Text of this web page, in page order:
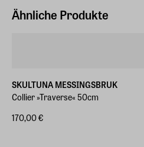
Schweden (EU)
+46 21 78303
Ähnliche Produkte
SKULTUNA MESSINGSBRUK
Collier »Traverse« 50cm
170,00 €